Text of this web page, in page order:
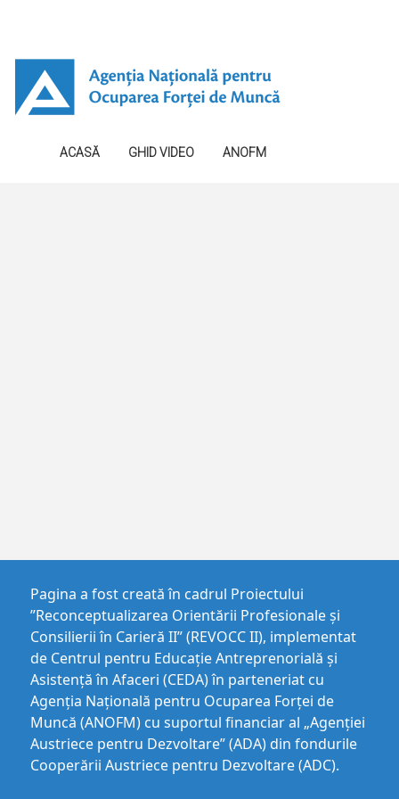
ACASĂ GHID VIDEO ANOFM
Pagina a fost creată în cadrul Proiectului
”Reconceptualizarea Orientării Profesionale și
Consilierii în Carieră II” (REVOCC II), implementat
de Centrul pentru Educaţie Antreprenorială şi
Asistenţă în Afaceri (CEDA) în parteneriat cu
Agenția Națională pentru Ocuparea Forței de
Muncă (ANOFM) cu suportul financiar al „Agenției
Austriece pentru Dezvoltare” (ADA) din fondurile
Cooperării Austriece pentru Dezvoltare (ADC).